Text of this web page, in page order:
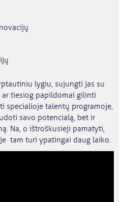
lygiu, sujungti jas su
tiesiog papildomai gilinti
specialioje talentų programoje,
savo potencialą, bet ir
Na, o ištroškusieji pamatyti,
tam turi ypatingai daug laiko.